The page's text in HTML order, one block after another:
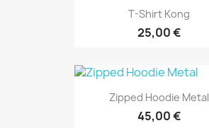
T-Shirt Kong
25,00 €
Zipped Hoodie Metal
45,00 €